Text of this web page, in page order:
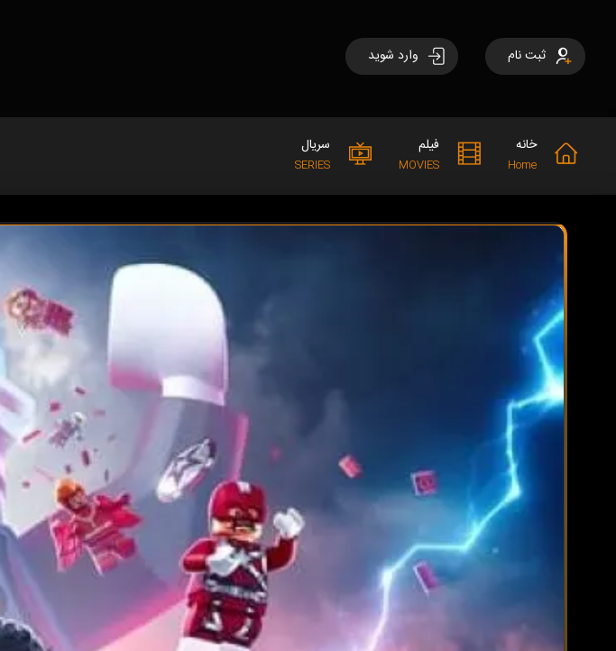
ثبت نام وارد شوید
خانه
Home
فیلم
MOVIES
سریال
SERIES